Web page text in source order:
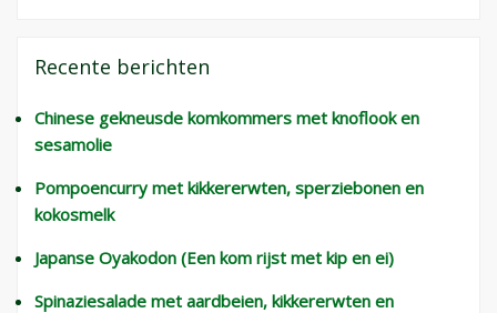
Recente berichten
Chinese gekneusde komkommers met knoflook en
sesamolie
Pompoencurry met kikkererwten, sperziebonen en
kokosmelk
Japanse Oyakodon (Een kom rijst met kip en ei)
Spinaziesalade met aardbeien, kikkererwten en